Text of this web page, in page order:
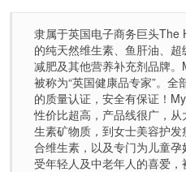
隶属于英国电子商务巨头The
的纯天然维生素、鱼肝油、超
减肥及其他营养补充剂品牌
被称为“英国健康品专家”。
的质量认证，安全有保证！
性价比超高，产品线很广，
生素矿物质，到女士美容护
合维生素，以及专门为儿童
受年轻人及中老年人的喜爱